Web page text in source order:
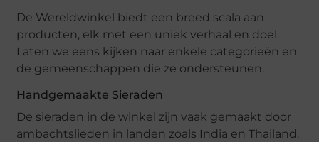
De Wereldwinkel biedt een breed scala aan
producten, elk met een uniek verhaal en doel.
Laten we eens kijken naar enkele categorieën en
de gemeenschappen die ze ondersteunen.
Handgemaakte Sieraden
De sieraden in de winkel zijn vaak gemaakt door
ambachtslieden in landen zoals India en Thailand.